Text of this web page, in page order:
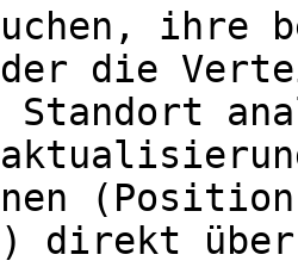
ihre
die
Standort
direkt